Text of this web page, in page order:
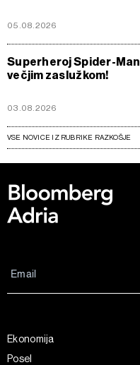
05.08.2026
Superheroj Spider-Man
večjim zaslužkom!
03.08.2026
VSE NOVICE IZ RUBRIKE RAZKOŠJE
Ekonomija
Posel